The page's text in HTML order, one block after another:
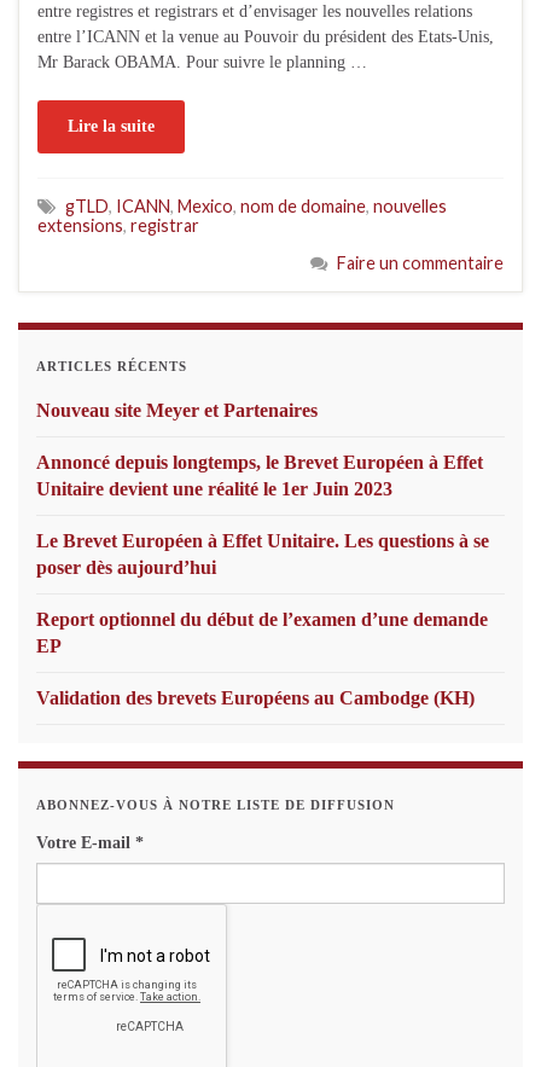
entre registres et registrars et d’envisager les nouvelles relations
entre l’ICANN et la venue au Pouvoir du président des Etats-Unis,
Mr Barack OBAMA. Pour suivre le planning …
Lire la suite
gTLD, ICANN, Mexico, nom de domaine, nouvelles
extensions, registrar
Faire un commentaire
ARTICLES RÉCENTS
Nouveau site Meyer et Partenaires
Annoncé depuis longtemps, le Brevet Européen à Effet
Unitaire devient une réalité le 1er Juin 2023
Le Brevet Européen à Effet Unitaire. Les questions à se
poser dès aujourd’hui
Report optionnel du début de l’examen d’une demande
EP
Validation des brevets Européens au Cambodge (KH)
ABONNEZ-VOUS À NOTRE LISTE DE DIFFUSION
Votre E-mail *